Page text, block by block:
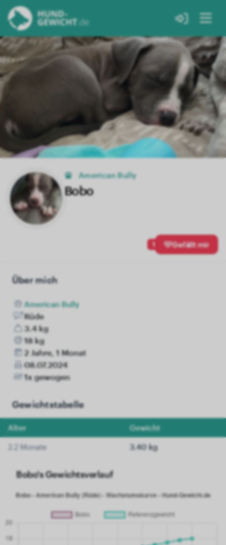
American Bully
Bobo
1 Gefällt mir
Über mich
American Bully
Rüde
3.4 kg
18 kg
2 Jahre, 1 Monat
08.07.2024
1x gewogen
Gewichtstabelle
Alter Gewicht
2.2 Monate 3.40 kg
Bobo's Gewichtsverlauf